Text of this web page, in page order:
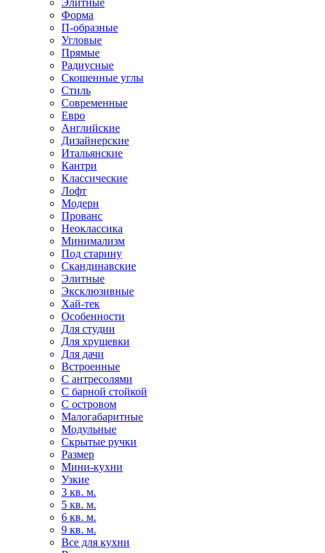
Форма
П-образные
Угловые
Прямые
Радиусные
Скошенные углы
Стиль
Современные
Евро
Английские
Дизайнерские
Итальянские
Кантри
Классические
Лофт
Модерн
Прованс
Неоклассика
Минимализм
Под старину
Скандинавские
Элитные
Эксклюзивные
Хай-тек
Особенности
Для студии
Для хрущевки
Для дачи
Встроенные
С антресолями
С барной стойкой
С островом
Малогабаритные
Модульные
Скрытые ручки
Размер
Мини-кухни
Узкие
3 кв. м.
5 кв. м.
6 кв. м.
9 кв. м.
Все для кухни